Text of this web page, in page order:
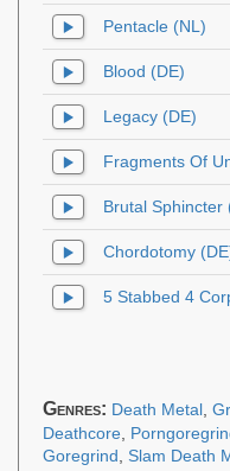
Pentacle (NL)
Blood (DE)
Legacy (DE)
Fragments Of
Brutal Sphincter
Chordotomy
5 Stabbed 4
Genres: Death Metal ,
Deathcore,
Goregrind , Slam Death